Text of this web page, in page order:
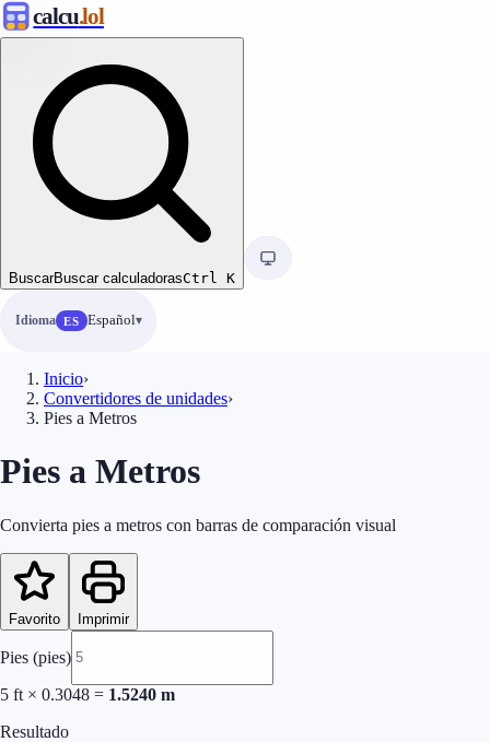
calcu.lol
BuscarBuscar calculadorasCtrl K
Idioma ES Español
Inicio›
Convertidores de unidades›
Pies a Metros
Pies a Metros
Convierta pies a metros con barras de comparación visual
Favorito Imprimir
Pies (pies)
5 ft × 0.3048 = 1.5240 m
Resultado